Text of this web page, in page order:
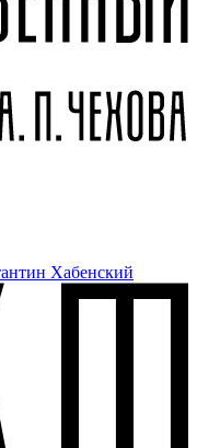
Хабенский